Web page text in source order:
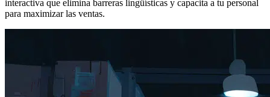
interactiva que elimina barreras lingüísticas y capacita a tu personal
para maximizar las ventas.